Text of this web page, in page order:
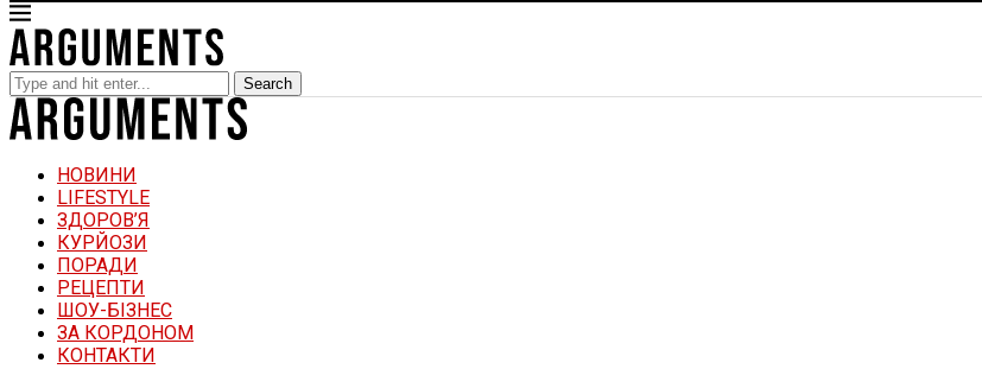
Search
НОВИНИ
LIFESTYLE
ЗДОРОВ’Я
КУРЙОЗИ
ПОРАДИ
РЕЦЕПТИ
ШОУ-БІЗНЕС
ЗА КОРДОНОМ
КОНТАКТИ